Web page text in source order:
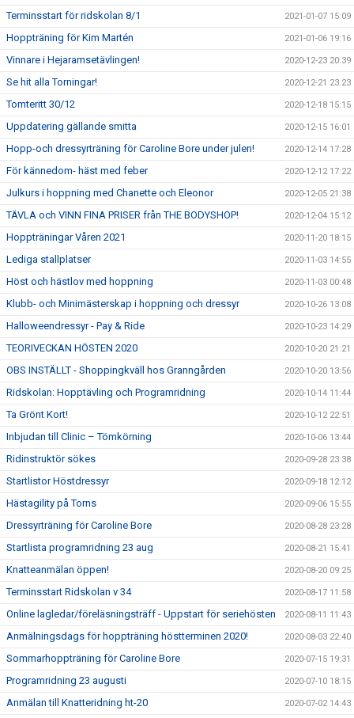
Terminsstart för ridskolan 8/1 2021-01-07 15:09
Hoppträning för Kim Martén 2021-01-06 19:16
Vinnare i Hejaramsetävlingen! 2020-12-23 20:39
Se hit alla Torningar! 2020-12-21 23:23
Tomteritt 30/12 2020-12-18 15:15
Uppdatering gällande smitta 2020-12-15 16:01
Hopp-och dressyrträning för Caroline Bore under julen! 2020-12-14 17:28
För kännedom- häst med feber 2020-12-12 17:22
Julkurs i hoppning med Chanette och Eleonor 2020-12-05 21:38
TÄVLA och VINN FINA PRISER från THE BODYSHOP! 2020-12-04 15:12
Hoppträningar Våren 2021 2020-11-20 18:15
Lediga stallplatser 2020-11-03 14:55
Höst och hästlov med hoppning 2020-11-03 00:48
Klubb- och Minimästerskap i hoppning och dressyr 2020-10-26 13:08
Halloweendressyr - Pay & Ride 2020-10-23 14:29
TEORIVECKAN HÖSTEN 2020 2020-10-20 21:21
OBS INSTÄLLT - Shoppingkväll hos Granngården 2020-10-20 13:56
Ridskolan: Hopptävling och Programridning 2020-10-14 11:44
Ta Grönt Kort! 2020-10-12 22:51
Inbjudan till Clinic – Tömkörning 2020-10-06 13:44
Ridinstruktör sökes 2020-09-28 23:38
Startlistor Höstdressyr 2020-09-18 12:12
Hästagility på Torns 2020-09-06 15:55
Dressyrträning för Caroline Bore 2020-08-28 23:28
Startlista programridning 23 aug 2020-08-21 15:41
Knatteanmälan öppen! 2020-08-20 09:25
Terminsstart Ridskolan v 34 2020-08-17 11:58
Online lagledar/föreläsningsträff - Uppstart för seriehösten 2020-08-11 11:43
Anmälningsdags för hoppträning höstterminen 2020! 2020-08-03 22:40
Sommarhoppträning för Caroline Bore 2020-07-15 19:31
Programridning 23 augusti 2020-07-10 18:15
Anmälan till Knatteridning ht-20 2020-07-02 14:43